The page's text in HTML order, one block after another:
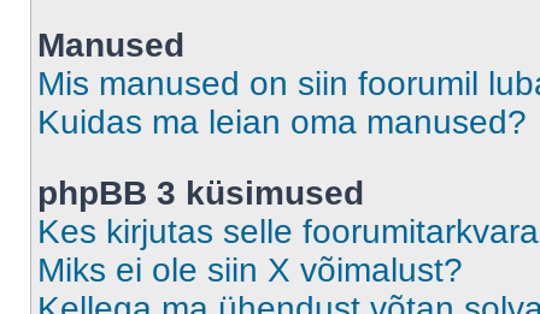
Manused
Mis manused on siin foorumil
Kuidas ma leian oma manused?
phpBB 3 küsimused
Kes kirjutas selle
Miks ei ole siin X võimalust?